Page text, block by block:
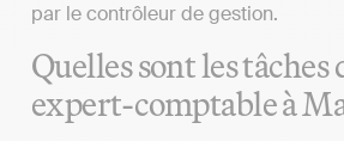
par le contrôleur de gestion.
Quelles sont les
expert-comptable à